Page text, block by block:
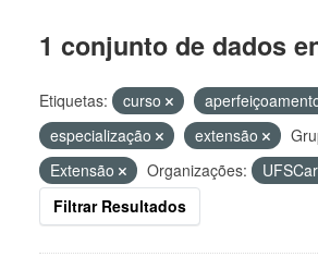
1 conjunto de dados
Etiquetas: curso
especialização
extensão
Extensão
Organizações:
UFSCar
Filtrar Resultados